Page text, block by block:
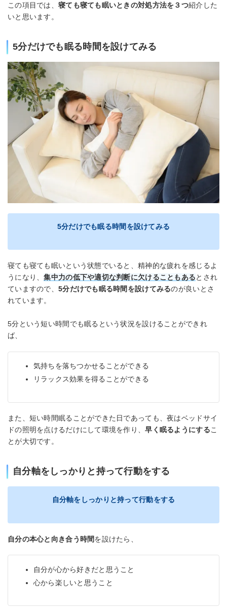
この項目では、 寝ても寝ても眠いときの対処方法を３つ紹介した
いと思います。
5分だけでも眠る時間を設けてみる
5分だけでも眠る時間を設けてみる
寝ても寝ても眠いという状態でいると、精神的な疲れを感じるよ
うになり、集中力の低下や適切な判断に欠けることもあるとされ
ていますので、 5分だけでも眠る時間を設けてみるのが良いとさ
れています。
5分という短い時間でも眠るという状況を設けることができれ
ば、
気持ちを落ちつかせることができる
リラックス効果を得ることができる
また、短い時間眠ることができた日であっても、夜はベッドサイ
ドの照明を点けるだけにして環境を作り、早く眠るようにするこ
とが大切です。
自分軸をしっかりと持って行動をする
自分軸をしっかりと持って行動をする
自分の本心と向き合う時間を設けたら、
自分が心から好きだと思うこと
心から楽しいと思うこと